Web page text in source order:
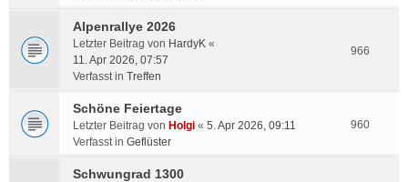
Alpenrallye 2026
Letzter Beitrag von HardyK «
11. Apr 2026, 07:57
Verfasst in Treffen
966
Schöne Feiertage
Letzter Beitrag von Holgi « 5. Apr 2026, 09:11
Verfasst in Geflüster
960
Schwungrad 1300